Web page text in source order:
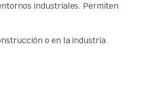
industriales. Permiten
o en la industria